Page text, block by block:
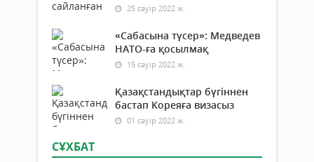
25 сәуір 2022 ж.
«Сабасына түсер»: Медведев
НАТО-ға қосылмақ
15 сәуір 2022 ж.
Қазақстандықтар бүгіннен
бастап Кореяға визасыз
01 сәуір 2022 ж.
СҰХБАТ